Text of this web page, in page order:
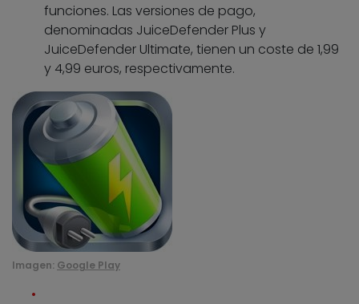
funciones. Las versiones de pago,
denominadas JuiceDefender Plus y
JuiceDefender Ultimate, tienen un coste de 1,99
y 4,99 euros, respectivamente.
Imagen: Google Play